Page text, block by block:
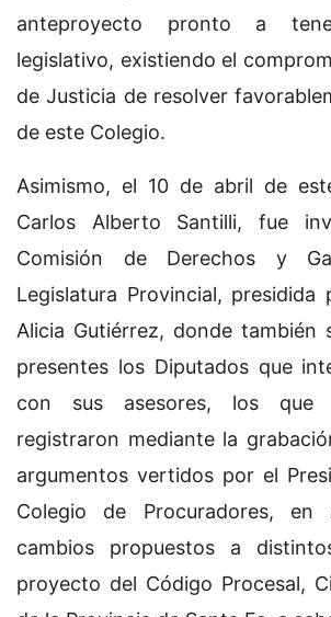
anteproyecto pronto a
legislativo, existiendo el
de Justicia de resolver
de este Colegio.
Asimismo, el 10 de abril de
Carlos Alberto Santilli, fue
Comisión de Derechos y
Legislatura Provincial, presidida
Alicia Gutiérrez, donde también
presentes los Diputados que
con sus asesores, los que
registraron mediante la
argumentos vertidos por el
Colegio de Procuradores,
cambios propuestos a
proyecto del Código Procesal,